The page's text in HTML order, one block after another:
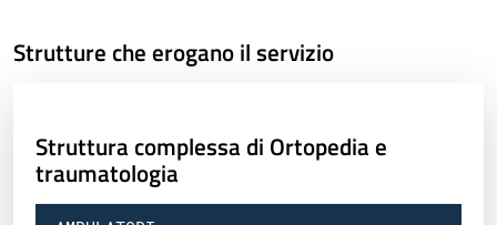
Strutture che erogano il servizio
Struttura complessa di Ortopedia e
traumatologia